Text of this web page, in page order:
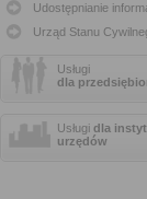
Udostępnianie
Urząd Stanu
Usługi
dla
Usługi dla
urzędów